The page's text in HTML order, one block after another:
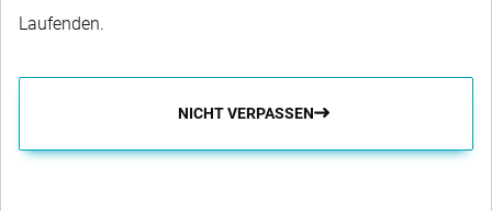
Laufenden.
NICHT VERPASSEN